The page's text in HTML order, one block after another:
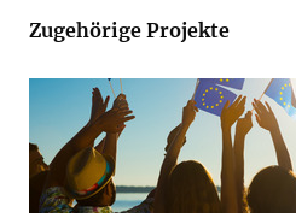
Zugehörige Projekte